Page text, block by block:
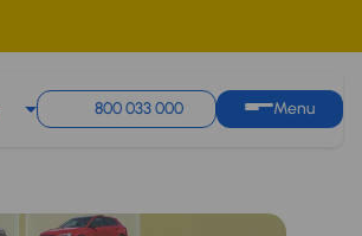
800 033 000 Menu